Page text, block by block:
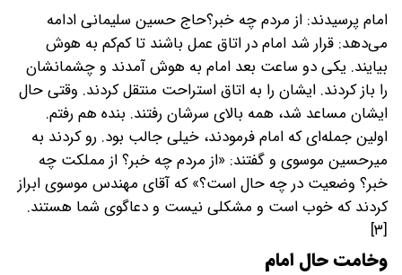
امام پرسیدند: از مردم چه خبر؟حاج حسین سلیمانی ادامه
می‌دهد: قرار شد امام در اتاق عمل باشند تا کم‌کم به هوش
بیایند. یکی دو ساعت بعد امام به هوش آمدند و چشمانشان
را باز کردند. ایشان را به اتاق استراحت منتقل کردند. وقتی حال
ایشان مساعد شد، همه بالای سرشان رفتند. بنده هم رفتم.
اولین جمله‌ای که امام فرمودند، خیلی جالب بود. رو کردند به
میرحسین موسوی و گفتند: «از مردم چه خبر؟ از مملکت چه
خبر؟ وضعیت در چه حال است؟» که آقای مهندس موسوی ابراز
کردند که خوب است و مشکلی نیست و دعاگوی شما هستند.
[۳]
وخامت حال امام